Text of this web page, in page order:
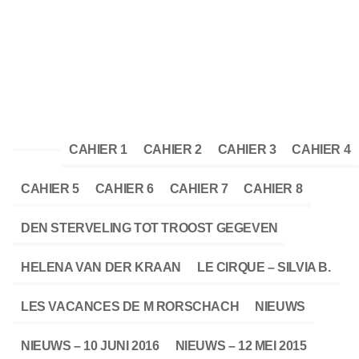
CAHIER 1 CAHIER 2 CAHIER 3 CAHIER 4
CAHIER 5 CAHIER 6 CAHIER 7 CAHIER 8
DEN STERVELING TOT TROOST GEGEVEN
HELENA VAN DER KRAAN LE CIRQUE – SILVIA B.
LES VACANCES DE M RORSCHACH NIEUWS
NIEUWS – 10 JUNI 2016 NIEUWS – 12 MEI 2015